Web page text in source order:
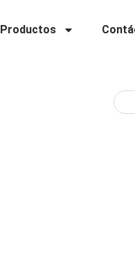
Productos